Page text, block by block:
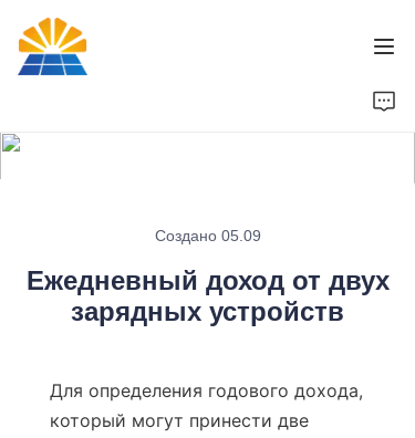
Создано 05.09
Ежедневный доход от двух
зарядных устройств
Для определения годового дохода,
который могут принести две
Бренд